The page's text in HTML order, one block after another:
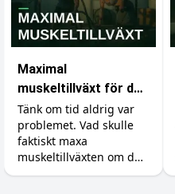
Maximal
muskeltillväxt för den
med obegränsad tid
Tänk om tid aldrig var
problemet. Vad skulle
faktiskt maxa
muskeltillväxten om du
kunde träna, äta och